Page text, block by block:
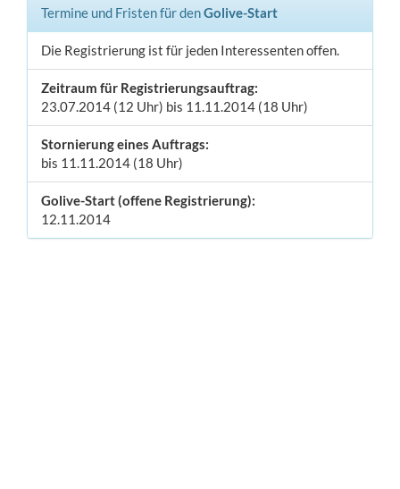
Termine und Fristen für denGolive-Start
Die Registrierung ist für jeden Interessenten offen.
Zeitraum für Registrierungsauftrag:
23.07.2014 (12 Uhr) bis 11.11.2014 (18 Uhr)
Stornierung eines Auftrags:
bis 11.11.2014 (18 Uhr)
Golive-Start (offene Registrierung):
12.11.2014